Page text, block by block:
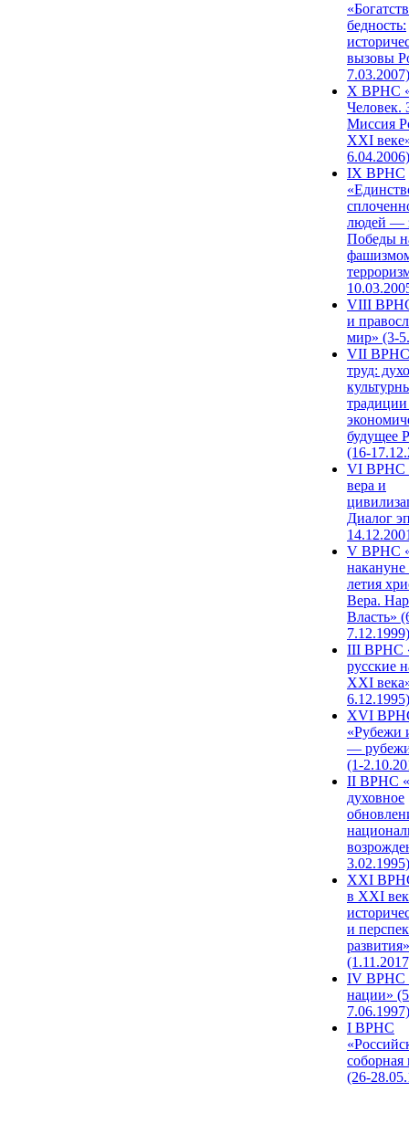
бедность:
вызовы
7.03.2007)
X ВРНС
Человек.
Миссия
XXI
6.04.2006)
IX ВРНС
людей —
Победы
VIII
и
мир» (3-
VII ВРНС
труд:
будущее
(16-
VI ВРНС
вера и
Диалог
V ВРНС
накануне
летия
Вера.
Власть»
7.12.1999)
III ВРНС
русские
XXI
6.12.1995)
XVI
«Рубежи
—
(1-
II ВРНС
духовное
3.02.1995)
XХI
в XXI
и
развития»
IV ВРНС
нации»
7.06.1997)
I ВРНС
(26-